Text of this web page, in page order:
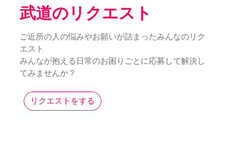
武道のリクエスト
ご近所の人の悩みやお願いが詰まったみんなのリク
エスト
みんなが抱える日常のお困りごとに応募して解決し
てみませんか？
リクエストをする